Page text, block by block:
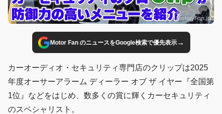
Motor Fan のニュースをGoogle検索で優先表示→
カーオーディオ・セキュリティ専門店のクリップは2025
年度オーサーアラーム ディーラー オブ ザ イヤー『全国第
1位』などをはじめ、数多くの賞に輝くカーセキュリティ
のスペシャリスト。